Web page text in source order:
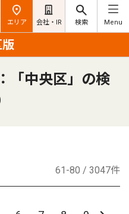
エリア 会社・IR 検索 Menu
「中央区」の検
61-80 / 3047件